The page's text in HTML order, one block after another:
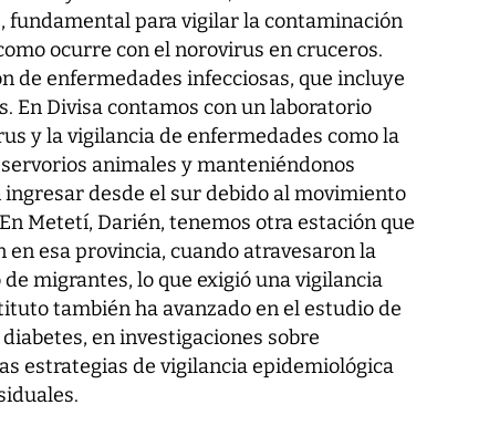
fundamental para vigilar la contaminación
ocurre con el norovirus en cruceros.
de enfermedades infecciosas, que incluye
En Divisa contamos con un laboratorio
y la vigilancia de enfermedades como la
animales y manteniéndonos
desde el sur debido al movimiento
Metetí, Darién, tenemos otra estación que
esa provincia, cuando atravesaron la
migrantes, lo que exigió una vigilancia
también ha avanzado en el estudio de
en investigaciones sobre
estrategias de vigilancia epidemiológica